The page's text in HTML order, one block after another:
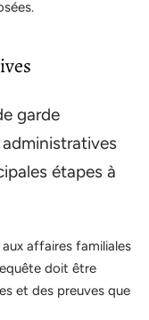
garde
étapes à
affaires familiales
doit être
et des preuves que